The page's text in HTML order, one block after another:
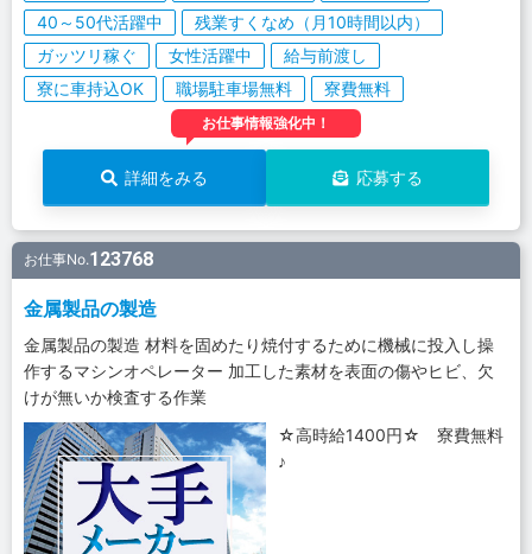
40～50代活躍中
残業すくなめ（月10時間以内）
ガッツリ稼ぐ
女性活躍中
給与前渡し
寮に車持込OK
職場駐車場無料 寮費無料
お仕事情報強化中！
詳細をみる 応募する
お仕事No.123768
金属製品の製造
金属製品の製造 材料を固めたり焼付するために機械に投入し操
作するマシンオペレーター 加工した素材を表面の傷やヒビ、欠
けが無いか検査する作業
☆高時給1400円☆ 寮費無料
♪